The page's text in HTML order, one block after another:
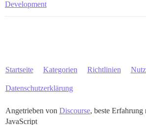
Development
Startseite Kategorien Richtlinien
Datenschutzerklärung
Angetrieben von Discourse, beste
JavaScript